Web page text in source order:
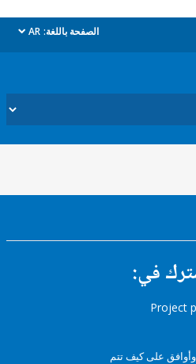
الصفحة باللغة: AR
dropdown
كيف تتم